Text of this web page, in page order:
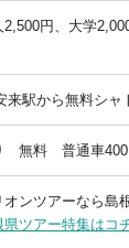
2,500円、大学
来駅から無料シャ
無料 普通車400
オンツアーなら島
県ツアー特集はコ